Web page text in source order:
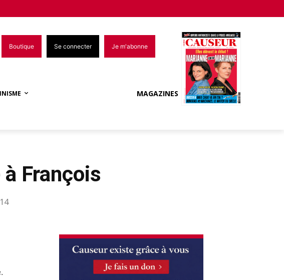
Boutique Se connecter Je m'abonne
MAGAZINES
François